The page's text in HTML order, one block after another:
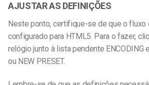
AJUSTAR AS DEFINIÇÕES
Neste ponto, certifique-se de que o fluxo
configurado para HTML5. Para o fazer,
relógio junto à lista pendente ENCODING
ou NEW PRESET.